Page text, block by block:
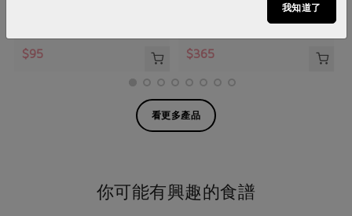
$95 $365
看更多產品
你可能有興趣的食譜
我知道了